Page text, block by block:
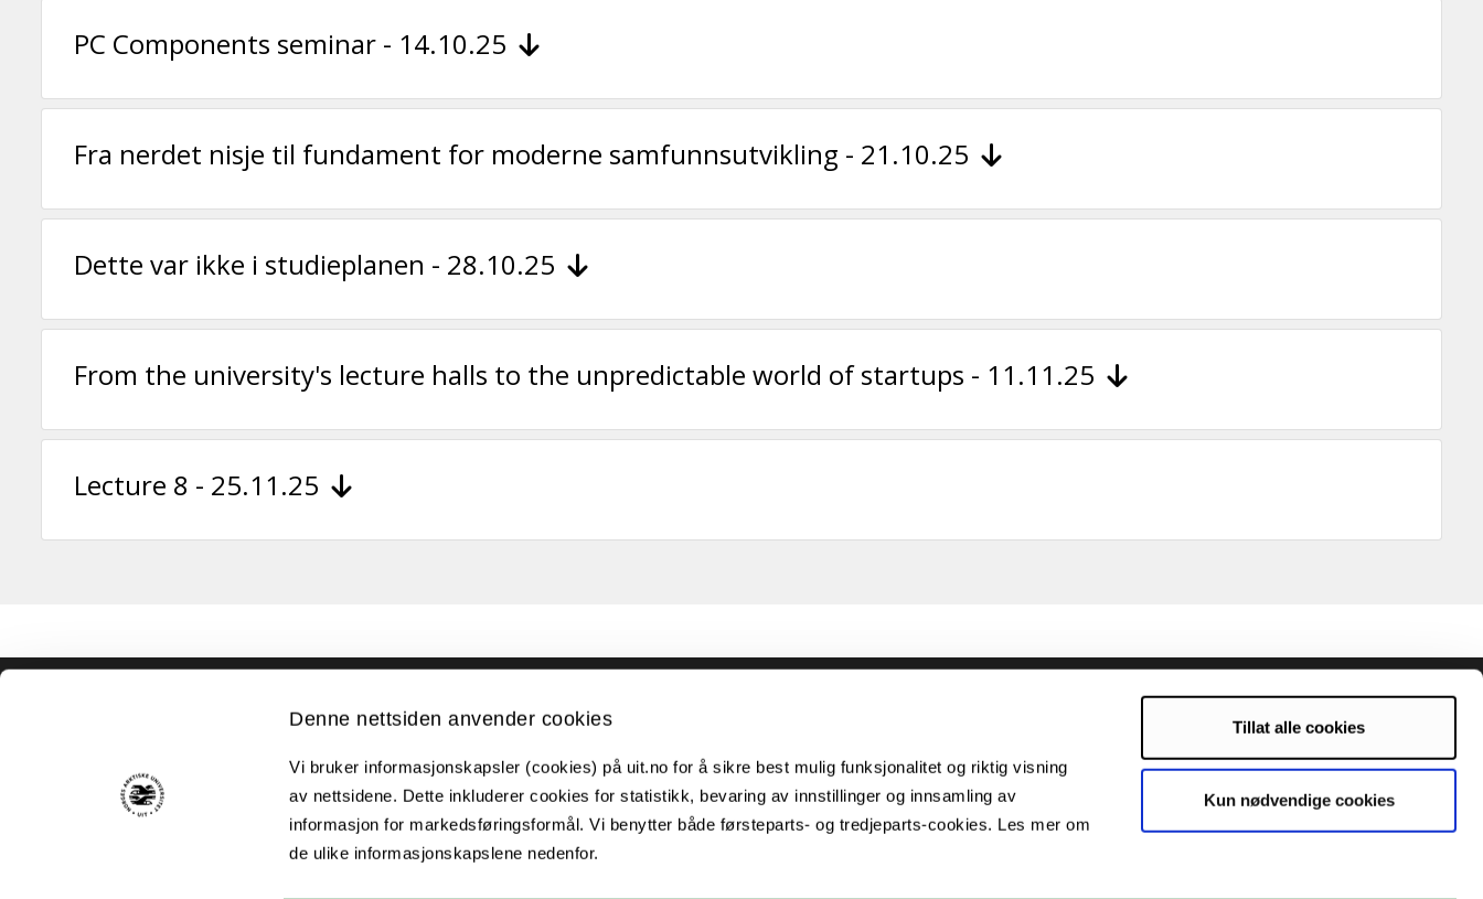
Denne nettsiden anvender cookies
Vi bruker informasjonskapsler (cookies) på uit.no for å sikre best mulig funksjonalitet og riktig visning
av nettsidene. Dette inkluderer cookies for statistikk, bevaring av innstillinger og innsamling av
informasjon for markedsføringsformål. Vi benytter både førsteparts- og tredjeparts-cookies. Les mer om
de ulike informasjonskapslene nedenfor.
Tillat alle cookies
Kun nødvendige cookies
PC Components seminar - 14.10.25
Fra nerdet nisje til fundament for moderne samfunnsutvikling - 21.10.25
Dette var ikke i studieplanen - 28.10.25
From the university's lecture halls to the unpredictable world of startups - 11.11.25
Lecture 8 - 25.11.25
Akutt hjelp
Driftsmeldinger
Personvern ved UiT
Sikkerhet, beredskap og personvern
For skoler
Ledige stillinger